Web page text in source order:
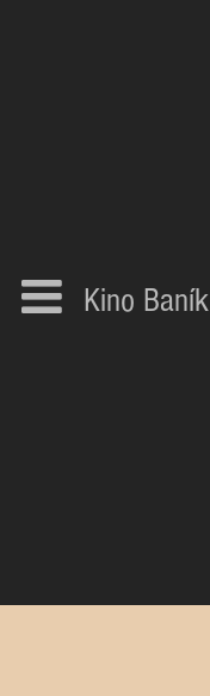
Kino Baník